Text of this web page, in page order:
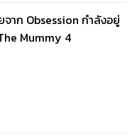
าก Obsession กำลังอยู่
Mummy 4